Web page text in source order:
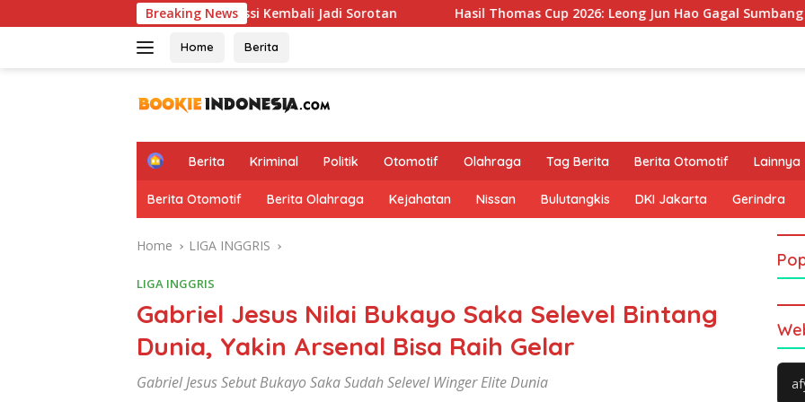
to
Breaking News
Valentino Rossi Kembali Jadi Sorotan Hasil Thomas Cup 2026: Leong Jun Hao Gagal Sumbang Poin, Malaysia
Home Berita
H
m
e
Berita Kriminal Politik Otomotif Olahraga Tag Berita Berita Otomotif Lainnya
Berita Otomotif Berita Olahraga Kejahatan Nissan Bulutangkis DKI Jakarta Gerindra
Home LIGA INGGRIS
LIGA INGGRIS
Gabriel Jesus Nilai Bukayo Saka Selevel Bintang
Dunia, Yakin Arsenal Bisa Raih Gelar
Gabriel Jesus Sebut Bukayo Saka Sudah Selevel Winger Elite Dunia